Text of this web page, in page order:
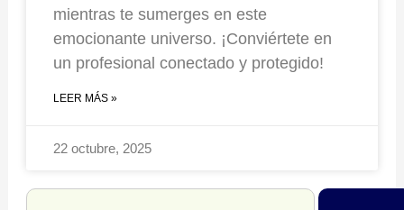
mientras te sumerges en este
emocionante universo. ¡Conviértete en
un profesional conectado y protegido!
LEER MÁS »
22 octubre, 2025
Search